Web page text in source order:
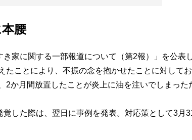
腰
家に関する一部報道について（第2報）」を公表
たことにより、不振の念を抱かせたことに対して
か月間放置したことが炎上に油を注いでしまった
した際は、翌日に事例を発表。対応策として3月